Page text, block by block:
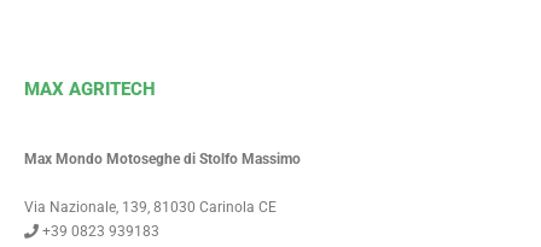
MAX AGRITECH
Max Mondo Motoseghe di Stolfo Massimo
Via Nazionale, 139, 81030 Carinola CE
+39 0823 939183